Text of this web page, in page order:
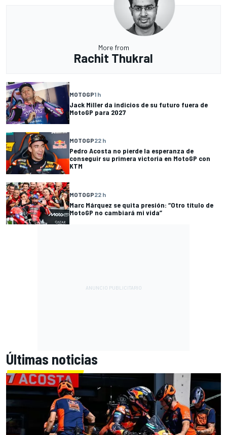
More from
Rachit Thukral
MOTOGP1 h
Jack Miller da indicios de su futuro fuera de
MotoGP para 2027
MOTOGP22 h
Pedro Acosta no pierde la esperanza de
conseguir su primera victoria en MotoGP con
KTM
MOTOGP22 h
Marc Márquez se quita presión: “Otro título de
MotoGP no cambiará mi vida”
Últimas noticias